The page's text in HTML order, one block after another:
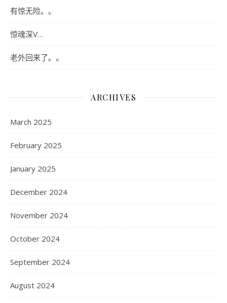
有惊无险。。
惊魂深V…
老外回来了。。
ARCHIVES
March 2025
February 2025
January 2025
December 2024
November 2024
October 2024
September 2024
August 2024